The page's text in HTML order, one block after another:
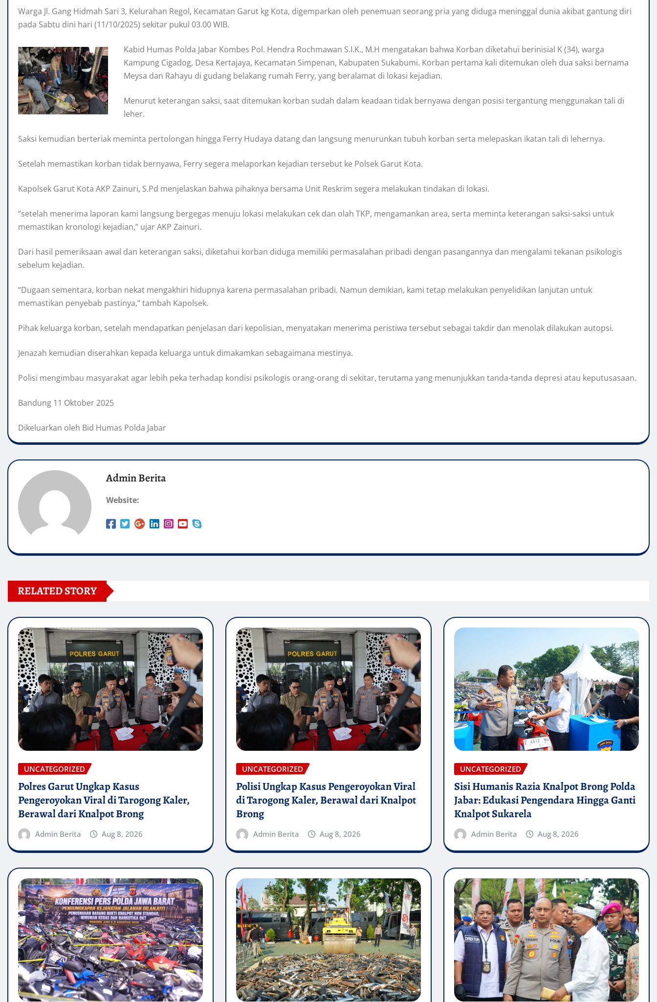
Warga Jl. Gang Hidmah Sari 3, Kelurahan Regol, Kecamatan Garut kg Kota, digemparkan oleh penemuan seorang pria yang diduga meninggal dunia akibat gantung diri
pada Sabtu dini hari (11/10/2025) sekitar pukul 03.00 WIB.
Kabid Humas Polda Jabar Kombes Pol. Hendra Rochmawan S.I.K., M.H mengatakan bahwa Korban diketahui berinisial K (34), warga
Kampung Cigadog, Desa Kertajaya, Kecamatan Simpenan, Kabupaten Sukabumi. Korban pertama kali ditemukan oleh dua saksi bernama
Meysa dan Rahayu di gudang belakang rumah Ferry, yang beralamat di lokasi kejadian.
Menurut keterangan saksi, saat ditemukan korban sudah dalam keadaan tidak bernyawa dengan posisi tergantung menggunakan tali di
leher.
Saksi kemudian berteriak meminta pertolongan hingga Ferry Hudaya datang dan langsung menurunkan tubuh korban serta melepaskan ikatan tali di lehernya.
Setelah memastikan korban tidak bernyawa, Ferry segera melaporkan kejadian tersebut ke Polsek Garut Kota.
Kapolsek Garut Kota AKP Zainuri, S.Pd menjelaskan bahwa pihaknya bersama Unit Reskrim segera melakukan tindakan di lokasi.
“setelah menerima laporan kami langsung bergegas menuju lokasi melakukan cek dan olah TKP, mengamankan area, serta meminta keterangan saksi-saksi untuk
memastikan kronologi kejadian,” ujar AKP Zainuri.
Dari hasil pemeriksaan awal dan keterangan saksi, diketahui korban diduga memiliki permasalahan pribadi dengan pasangannya dan mengalami tekanan psikologis
sebelum kejadian.
“Dugaan sementara, korban nekat mengakhiri hidupnya karena permasalahan pribadi. Namun demikian, kami tetap melakukan penyelidikan lanjutan untuk
memastikan penyebab pastinya,” tambah Kapolsek.
Pihak keluarga korban, setelah mendapatkan penjelasan dari kepolisian, menyatakan menerima peristiwa tersebut sebagai takdir dan menolak dilakukan autopsi.
Jenazah kemudian diserahkan kepada keluarga untuk dimakamkan sebagaimana mestinya.
Polisi mengimbau masyarakat agar lebih peka terhadap kondisi psikologis orang-orang di sekitar, terutama yang menunjukkan tanda-tanda depresi atau keputusasaan.
Bandung 11 Oktober 2025
Dikeluarkan oleh Bid Humas Polda Jabar
Admin Berita
Website:
RELATED STORY
UNCATEGORIZED
Polres Garut Ungkap Kasus
Pengeroyokan Viral di Tarogong Kaler,
Berawal dari Knalpot Brong
Admin Berita Aug 8, 2026
UNCATEGORIZED
Polisi Ungkap Kasus Pengeroyokan Viral
di Tarogong Kaler, Berawal dari Knalpot
Brong
Admin Berita Aug 8, 2026
UNCATEGORIZED
Sisi Humanis Razia Knalpot Brong Polda
Jabar: Edukasi Pengendara Hingga Ganti
Knalpot Sukarela
Admin Berita Aug 8, 2026